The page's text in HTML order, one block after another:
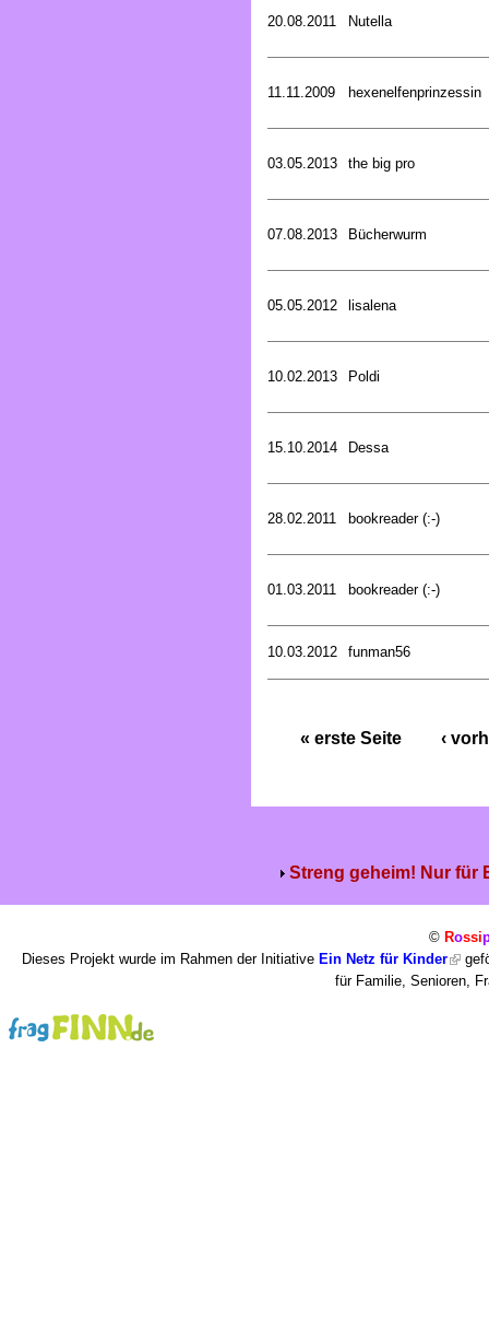
20.08.2011 Nutella
11.11.2009 hexenelfenprinzessin
03.05.2013 the big pro
07.08.2013 Bücherwurm
05.05.2012 lisalena
10.02.2013 Poldi
15.10.2014 Dessa
28.02.2011 bookreader (:-)
01.03.2011 bookreader (:-)
10.03.2012 funman56
« erste Seite ‹
Streng geheim! Nur für
© Rossi
Dieses Projekt wurde im Rahmen der Initiative Ein Netz für Kinder
für Familie, Senioren,